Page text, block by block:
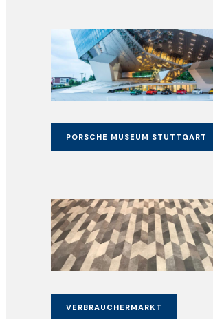
PORSCHE MUSEUM STUTTGART
VERBRAUCHERMARKT